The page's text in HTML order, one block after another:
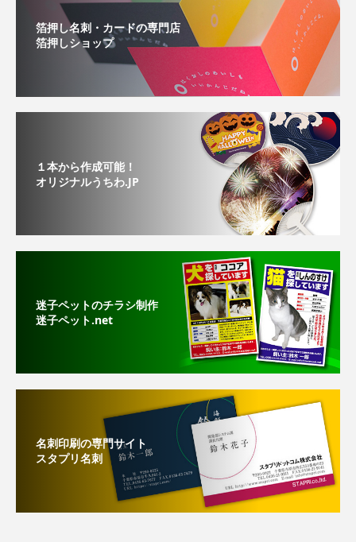
箔押し名刺・カードの専門店
箔押しショップ
１本から作成可能！
オリジナルうちわ.JP
迷子ペットのチラシ制作
迷子ペット.net
名刺印刷の専門サイト
スタプリ名刺